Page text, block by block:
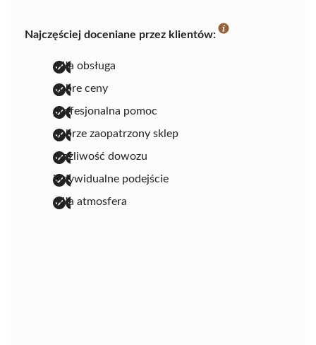
Najczęściej doceniane przez klientów:
miła obsługa
dobre ceny
profesjonalna pomoc
dobrze zaopatrzony sklep
możliwość dowozu
indywidualne podejście
miła atmosfera